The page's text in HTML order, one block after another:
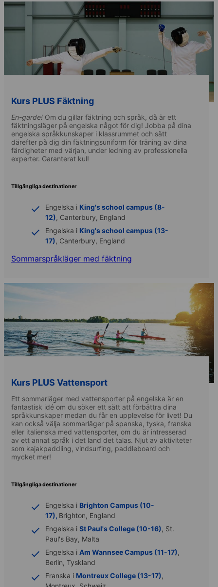
Kurs PLUS Fäktning
En-garde! Om du gillar fäktning och språk, då är ett
fäktningsläger på engelska något för dig! Jobba på dina
engelska språkkunskaper i klassrummet och sätt
därefter på dig din fäktningsuniform för träning av dina
färdigheter med värjan, under ledning av professionella
experter. Garanterat kul!
Tillgängliga destinationer
Engelska i King's school campus (8-
12), Canterbury, England
Engelska i King's school campus (13-
17), Canterbury, England
Sommarspråkläger med fäktning
Kurs PLUS Vattensport
Ett sommarläger med vattensporter på engelska är en
fantastisk idé om du söker ett sätt att förbättra dina
språkkunskaper medan du får en upplevelse för livet! Du
kan också välja sommarläger på spanska, tyska, franska
eller italienska med vattensporter, om du är intresserad
av ett annat språk i det land det talas. Njut av aktiviteter
som kajakpaddling, vindsurfing, paddleboard och
mycket mer!
Tillgängliga destinationer
Engelska i Brighton Campus (10-
17), Brighton, England
Engelska i St Paul's College (10-16), St.
Paul's Bay, Malta
Engelska i Am Wannsee Campus (11-17),
Berlin, Tyskland
Franska i Montreux College (13-17),